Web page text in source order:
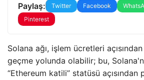
Paylaş: Twitter Facebook
Pinterest
Solana ağı, işlem ücretleri açısından
geçme yolunda olabilir; bu,
“Ethereum katili” statüsü